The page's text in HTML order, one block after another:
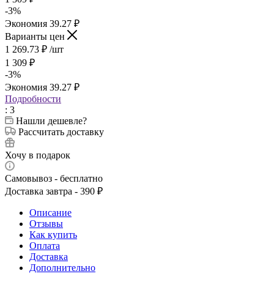
-3%
Экономия 39.27 ₽
Варианты цен
1 269.73 ₽ /шт
1 309 ₽
-3%
Экономия 39.27 ₽
Подробности
: 3
Нашли дешевле?
Рассчитать доставку
Хочу в подарок
Самовывоз - бесплатно
Доставка завтра - 390 ₽
Описание
Отзывы
Как купить
Оплата
Доставка
Дополнительно